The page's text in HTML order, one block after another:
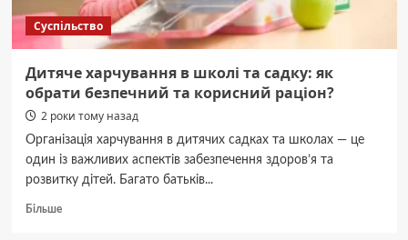
Суспільство
Дитяче харчування в школі та садку: як
обрати безпечний та корисний раціон?
2 роки тому назад
Організація харчування в дитячих садках та школах — це
один із важливих аспектів забезпечення здоров’я та
розвитку дітей. Багато батьків...
БільшеДокладніше